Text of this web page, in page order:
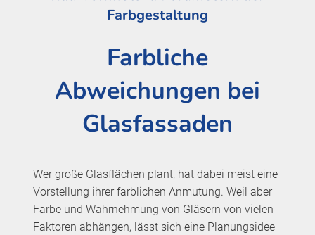
Farbgestaltung
Farbliche
Abweichungen bei
Glasfassaden
Wer große Glasflächen plant, hat dabei meist eine
Vorstellung ihrer farblichen Anmutung. Weil aber
Farbe und Wahrnehmung von Gläsern von vielen
Faktoren abhängen, lässt sich eine Planungsidee